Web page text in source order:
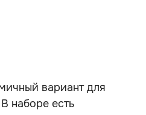
вариант для
наборе есть